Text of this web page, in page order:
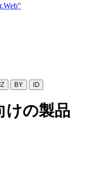
BY ID
けの製品